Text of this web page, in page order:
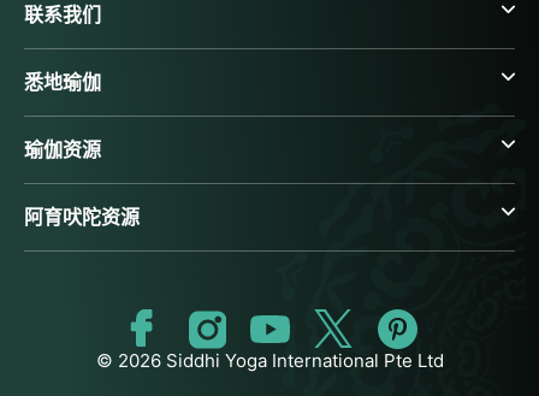
联系我们
悉地瑜伽
瑜伽资源
阿育吠陀资源
© 2026 Siddhi Yoga International Pte Ltd